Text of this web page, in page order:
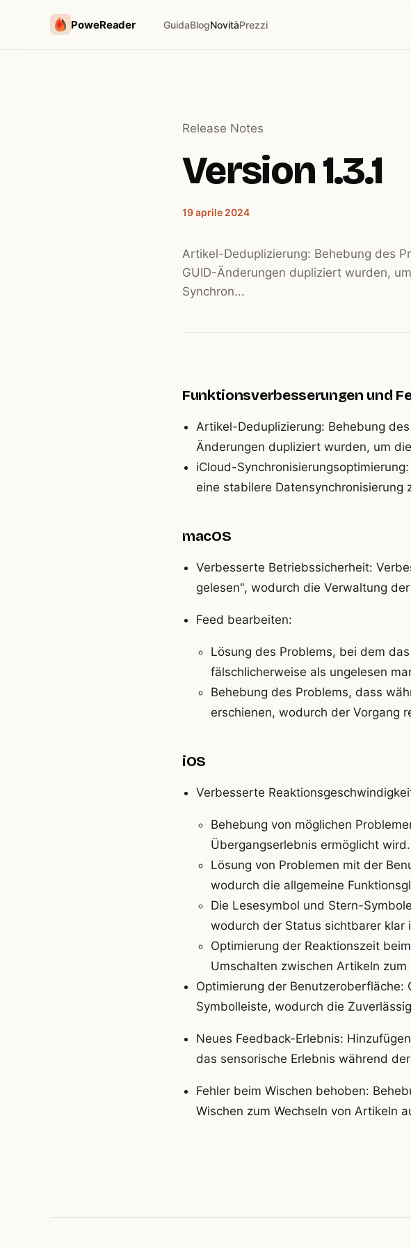
PoweReader GuidaBlogNovitàPrezzi
Release Notes
Version 1.3.1
19 aprile 2024
Artikel-Deduplizierung: Behebung des
GUID-Änderungen dupliziert wurden,
Synchron...
Funktionsverbesserungen und
Artikel-Deduplizierung: Behebung
Änderungen dupliziert wurden, um
iCloud-
eine stabilere Datensynchronisierung
macOS
Verbesserte Betriebssicherheit:
gelesen", wodurch die Verwaltung
Feed bearbeiten:
Lösung des Problems, bei dem
fälschlicherweise als ungelesen
Behebung des Problems, dass
erschienen, wodurch der Vorgang
iOS
Verbesserte
Behebung von möglichen
Übergangserlebnis ermöglicht wird.
Lösung von Problemen mit der
wodurch die allgemeine
Die Lesesymbol und Stern-
wodurch der Status sichtbarer klar
Optimierung der Reaktionszeit
Umschalten zwischen Artikeln
Optimierung der
Symbolleiste, wodurch die
Neues Feedback-Erlebnis:
das sensorische Erlebnis während
Fehler beim Wischen behoben:
Wischen zum Wechseln von Artikeln